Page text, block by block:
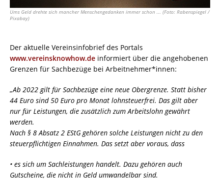
Ums Geld drehte sich mancher Menschengedanken immer schon ... (Foto: Rabenspiegel /
Pixabay)
Der aktuelle Vereinsinfobrief des Portals
www.vereinsknowhow.de informiert über die angehobenen
Grenzen für Sachbezüge bei Arbeitnehmer*innen:
„Ab 2022 gilt für Sachbezüge eine neue Obergrenze. Statt bisher
44 Euro sind 50 Euro pro Monat lohnsteuerfrei. Das gilt aber
nur für Leistungen, die zusätzlich zum Arbeitslohn gewährt
werden.
Nach § 8 Absatz 2 EStG gehören solche Leistungen nicht zu den
steuerpflichtigen Einnahmen. Das setzt aber voraus, dass
• es sich um Sachleistungen handelt. Dazu gehören auch
Gutscheine, die nicht in Geldumwandelbar sind.